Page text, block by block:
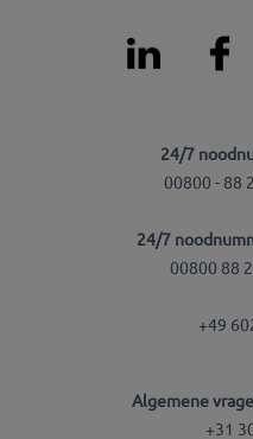
24/7
00800 - 88
24/7
00800 88
+49
Algemene
+31